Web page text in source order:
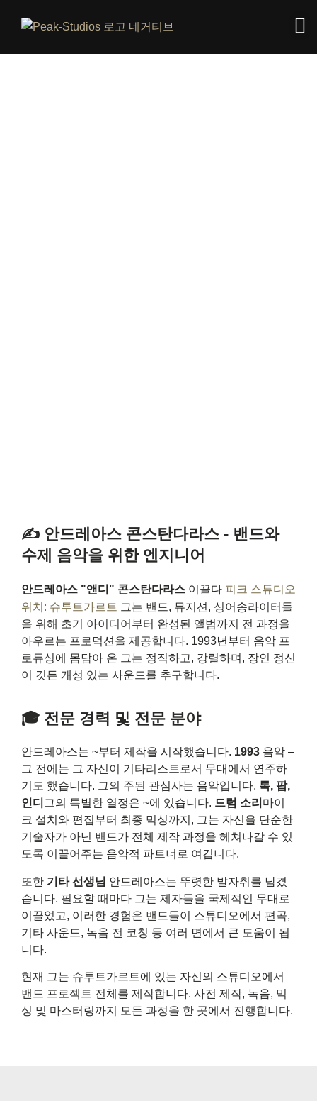
✍️ 안드레아스 콘스탄다라스 - 밴드와
수제 음악을 위한 엔지니어
안드레아스 "앤디" 콘스탄다라스 이끌다 피크 스튜디오
위치: 슈투트가르트 그는 밴드, 뮤지션, 싱어송라이터들
을 위해 초기 아이디어부터 완성된 앨범까지 전 과정을
아우르는 프로덕션을 제공합니다. 1993년부터 음악 프
로듀싱에 몸담아 온 그는 정직하고, 강렬하며, 장인 정신
이 깃든 개성 있는 사운드를 추구합니다.
🎓 전문 경력 및 전문 분야
안드레아스는 ~부터 제작을 시작했습니다. 1993 음악 –
그 전에는 그 자신이 기타리스트로서 무대에서 연주하
기도 했습니다. 그의 주된 관심사는 음악입니다. 록, 팝,
인디 그의 특별한 열정은 ~에 있습니다. 드럼 소리 마이
크 설치와 편집부터 최종 믹싱까지, 그는 자신을 단순한
기술자가 아닌 밴드가 전체 제작 과정을 헤쳐나갈 수 있
도록 이끌어주는 음악적 파트너로 여깁니다.
또한 기타 선생님 안드레아스는 뚜렷한 발자취를 남겼
습니다. 필요할 때마다 그는 제자들을 국제적인 무대로
이끌었고, 이러한 경험은 밴드들이 스튜디오에서 편곡,
기타 사운드, 녹음 전 코칭 등 여러 면에서 큰 도움이 됩
니다.
현재 그는 슈투트가르트에 있는 자신의 스튜디오에서
밴드 프로젝트 전체를 제작합니다. 사전 제작, 녹음, 믹
싱 및 마스터링까지 모든 과정을 한 곳에서 진행합니다.